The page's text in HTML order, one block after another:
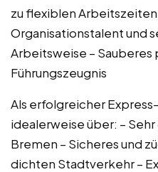
zu flexiblen
Organisationstalent und
Arbeitsweise – Sauberes
Führungszeugnis
Als erfolgreicher
idealerweise über: –
Bremen – Sicheres und
dichten Stadtverkehr –